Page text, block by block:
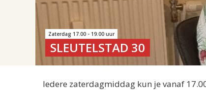
Zaterdag 17.00 - 19.00 uur
SLEUTELSTAD 30
Iedere zaterdagmiddag kun je vanaf